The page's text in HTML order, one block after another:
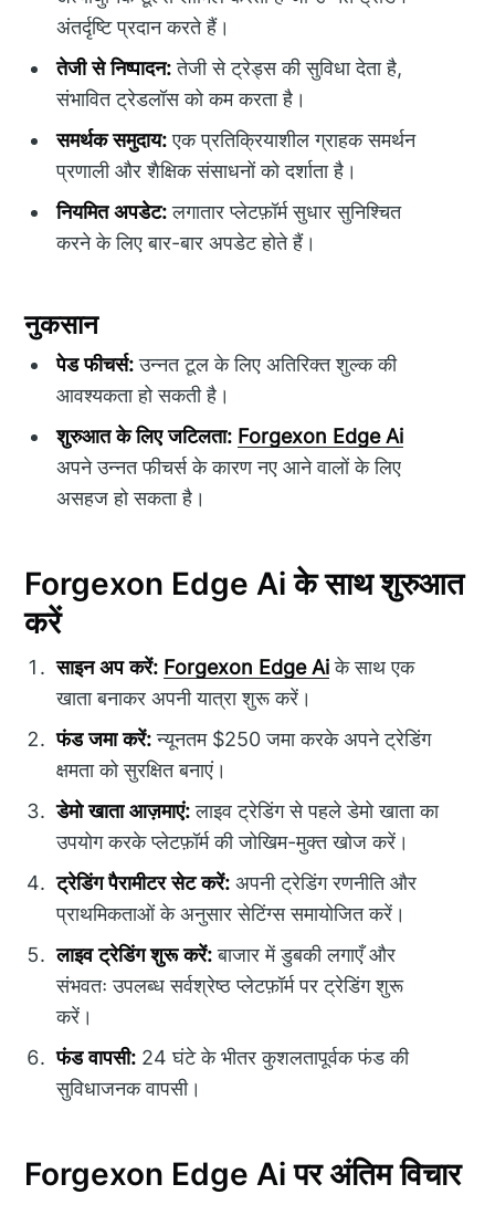
अंतर्दृष्टि प्रदान करते हैं।
तेजी से निष्पादन:तेजी से ट्रेड्स की सुविधा देता है,
संभावित ट्रेडलॉस को कम करता है।
समर्थक समुदाय:एक प्रतिक्रियाशील ग्राहक समर्थन
प्रणाली और शैक्षिक संसाधनों को दर्शाता है।
नियमित अपडेट:लगातार प्लेटफ़ॉर्म सुधार सुनिश्चित
करने के लिए बार-बार अपडेट होते हैं।
नुकसान
पेड फीचर्स:उन्नत टूल के लिए अतिरिक्त शुल्क की
आवश्यकता हो सकती है।
शुरुआत के लिए जटिलता: Forgexon Edge Ai
अपने उन्नत फीचर्स के कारण नए आने वालों के लिए
असहज हो सकता है।
Forgexon Edge Ai के साथ शुरुआत
करें
साइन अप करें: Forgexon Edge Aiके साथ एक
खाता बनाकर अपनी यात्रा शुरू करें।
फंड जमा करें:न्यूनतम $250 जमा करके अपने ट्रेडिंग
क्षमता को सुरक्षित बनाएं।
डेमो खाता आज़माएं:लाइव ट्रेडिंग से पहले डेमो खाता का
उपयोग करके प्लेटफ़ॉर्म की जोखिम-मुक्त खोज करें।
ट्रेडिंग पैरामीटर सेट करें: अपनी ट्रेडिंग रणनीति और
प्राथमिकताओं के अनुसार सेटिंग्स समायोजित करें।
लाइव ट्रेडिंग शुरू करें:बाजार में डुबकी लगाएँ और
संभवतः उपलब्ध सर्वश्रेष्ठ प्लेटफ़ॉर्म पर ट्रेडिंग शुरू
करें।
फंड वापसी: 24 घंटे के भीतर कुशलतापूर्वक फंड की
सुविधाजनक वापसी।
Forgexon Edge Ai पर अंतिम विचार